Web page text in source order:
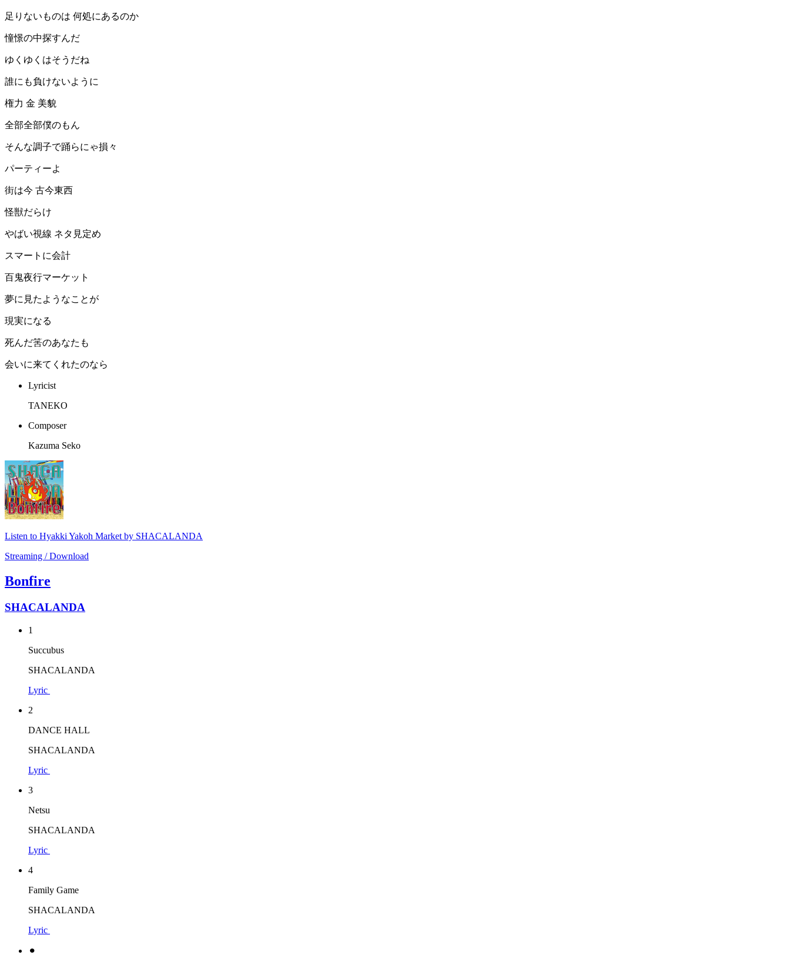
足りないものは 何処にあるのか
憧憬の中探すんだ
ゆくゆくはそうだね
誰にも負けないように
権力 金 美貌
全部全部僕のもん
そんな調子で踊らにゃ損々
パーティーよ
街は今 古今東西
怪獣だらけ
やばい視線 ネタ見定め
スマートに会計
百鬼夜行マーケット
夢に見たようなことが
現実になる
死んだ筈のあなたも
会いに来てくれたのなら
Lyricist
TANEKO
Composer
Kazuma Seko
Listen to Hyakki Yakoh Market by SHACALANDA
Streaming / Download
Bonfire
SHACALANDA
1
Succubus
SHACALANDA
Lyric
2
DANCE HALL
SHACALANDA
Lyric
3
Netsu
SHACALANDA
Lyric
4
Family Game
SHACALANDA
Lyric
⚫︎